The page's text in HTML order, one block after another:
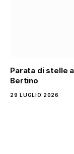
Parata di stelle
Bertino
29 LUGLIO 2026